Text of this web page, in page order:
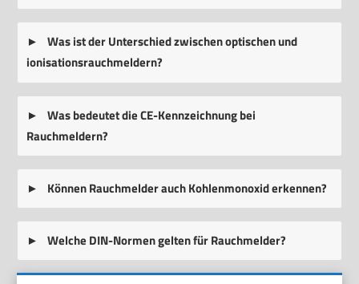
Was ist der Unterschied zwischen optischen und
ionisationsrauchmeldern?
Was bedeutet die CE-Kennzeichnung bei
Rauchmeldern?
Können Rauchmelder auch Kohlenmonoxid erkennen?
Welche DIN-Normen gelten für Rauchmelder?